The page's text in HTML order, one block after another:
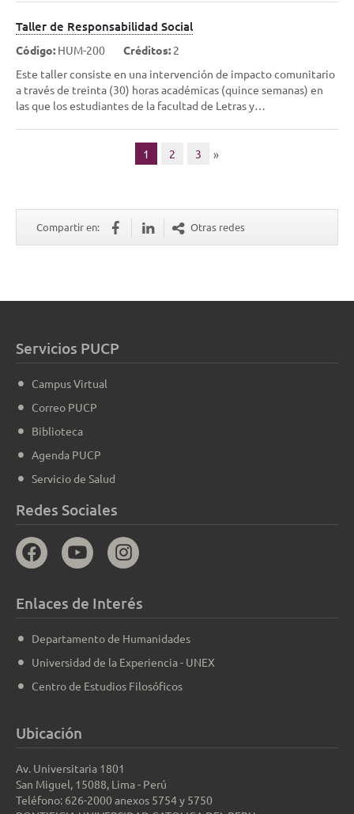
Taller de Responsabilidad Social
Código: HUM-200 Créditos: 2
Este taller consiste en una intervención de impacto comunitario
a través de treinta (30) horas académicas (quince semanas) en
las que los estudiantes de la facultad de Letras y…
1 2 3 »
Compartir en: Otras redes
Servicios PUCP
Campus Virtual
Correo PUCP
Biblioteca
Agenda PUCP
Servicio de Salud
Redes Sociales
Enlaces de Interés
Departamento de Humanidades
Universidad de la Experiencia - UNEX
Centro de Estudios Filosóficos
Ubicación
Av. Universitaria 1801
San Miguel, 15088, Lima - Perú
Teléfono: 626-2000 anexos 5754 y 5750